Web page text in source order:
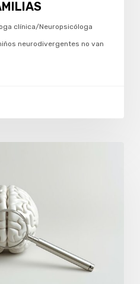
clínica/Neuropsicóloga
neurodivergentes no van